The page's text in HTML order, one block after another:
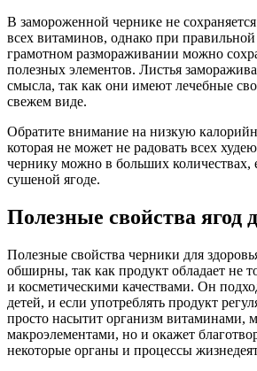
В замороженной чернике не
всех витаминов, однако при правильной
грамотном размораживании можно
полезных элементов. Листья
смысла, так как они имеют лечебные
свежем виде.
Обратите внимание на низкую
которая не может не радовать всех
чернику можно в больших количествах,
сушеной ягоде.
Полезные свойства ягод
Полезные свойства черники для
обширны, так как продукт обладает не
и косметическими качествами. Он
детей, и если употреблять продукт
просто насытит организм витаминами,
макроэлементами, но и окажет
некоторые органы и процессы